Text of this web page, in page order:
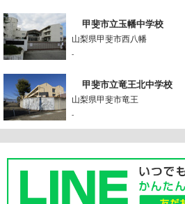
甲斐市立玉幡中学校
山梨県甲斐市西八幡
-
甲斐市立竜王北中学校
山梨県甲斐市竜王
-